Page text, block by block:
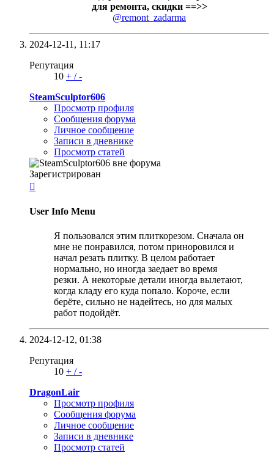
для ремонта, скидки ==>>
@remont_zadarma
2024-12-11, 11:17
Репутация
10 + /-
SteamSculptor606
Просмотр профиля
Сообщения форума
Личное сообщение
Записи в дневнике
Просмотр статей
Зарегистрирован

User Info Menu
Я пользовался этим плиткорезом. Сначала он
мне не понравился, потом приноровился и
начал резать плитку. В целом работает
нормально, но иногда заедает во время
резки. А некоторые детали иногда вылетают,
когда кладу его куда попало. Короче, если
берёте, сильно не надейтесь, но для малых
работ подойдёт.
2024-12-12, 01:38
Репутация
10 + /-
DragonLair
Просмотр профиля
Сообщения форума
Личное сообщение
Записи в дневнике
Просмотр статей